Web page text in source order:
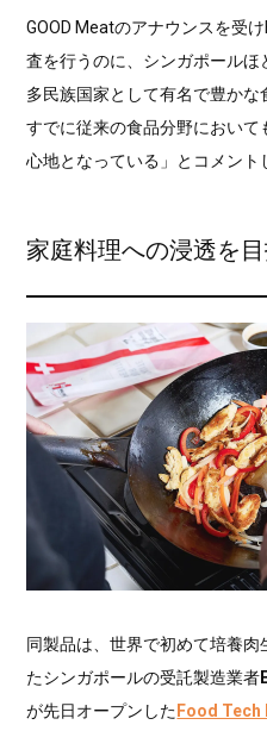
GOOD Meatのアナウンスを受
査を行うのに、シンガポールほ
多民族国家として有名で豊かな
すでに従来の食品分野におい
心地となっている」とコメント
家庭料理への浸透を
同製品は、世界で初めて培養
たシンガポールの受託製造業者
が先日オープンした Food